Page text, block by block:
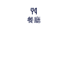
餐廳